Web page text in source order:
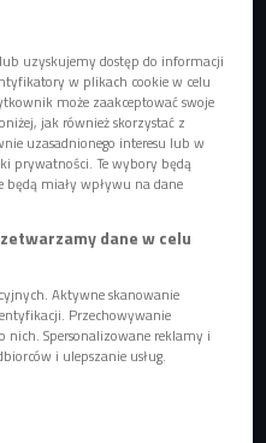
produkcji wieprzowiny i
żywca w Polsce wzrosła o
w "Atlasie
im. Heinricha Bölla w
na rzecz
aktualnych danych i
produkcji, przetwórstwa i
charakter hodowli
jej społeczne, etyczne i
w produkcji mięsa, w
nasz kraj chętnie otworzył
uzyskujemy dostęp do informacji
w plikach cookie w celu
może zaakceptować swoje
jak również skorzystać z
uzasadnionego interesu lub w
prywatności. Te wybory będą
miały wpływu na dane
dane w celu
Aktywne skanowanie
Przechowywanie
Spersonalizowane reklamy i
i ulepszanie usług.